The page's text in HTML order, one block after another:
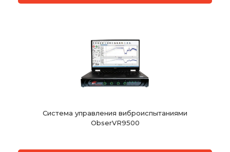
Система управления виброиспытаниями
ObserVR9500